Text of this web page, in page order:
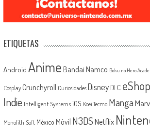
ETIQUETAS
Android Anime Bandai Namco Boku no Hero
Cosplay Crunchyroll Curiosidades Disney DLC eShop
Indie Intelligent Systems iOS Koei Tecmo Manga
Monolith Soft México Móvil N3DSNetflix